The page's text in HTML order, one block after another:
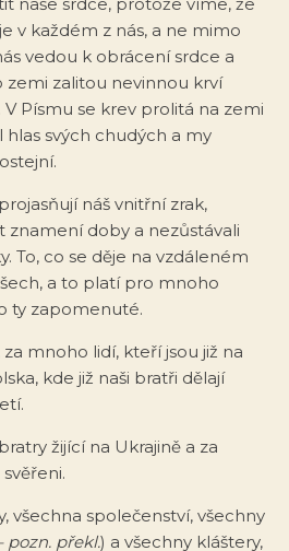
v každém z nás, a ne mimo
vedou k obrácení srdce a
zemi zalitou nevinnou krví
Písmu se krev prolitá na zemi
hlas svých chudých a my
náš vnitřní zrak,
znamení doby a nezůstávali
To, co se děje na vzdáleném
a to platí pro mnoho
ty zapomenuté.
mnoho lidí, kteří jsou již na
kde již naši bratři dělají
žijící na Ukrajině a za
všechna společenství, všechny
pozn. překl.) a všechny kláštery,